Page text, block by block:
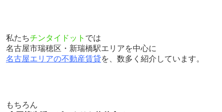
私たちチンタイドット では
名古屋市瑞穂区・新瑞橋駅エリアを中心に
名古屋エリアの不動産賃貸を、数多く紹介しています。
もちろん